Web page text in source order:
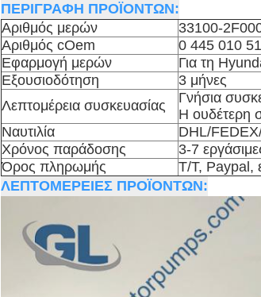
ΠΕΡΙΓΡΑΦΗ ΠΡΟΪΟΝΤΩΝ:
Αριθμός μερών
33100-
Αριθμός cOem
0 445 010
Εφαρμογή μερών
Για τη
Εξουσιοδότηση
3 μήνες
Λεπτομέρεια συσκευασίας
Γνήσια
Η ουδέτερη
Ναυτιλία
DHL/
Χρόνος παράδοσης
3-7
Όρος πληρωμής
T/T, Paypal,
ΛΕΠΤΟΜΕΡΕΙΕΣ ΠΡΟΪΟΝΤΩΝ: